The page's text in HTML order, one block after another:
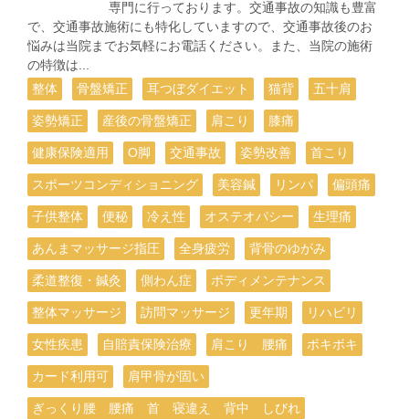
専門に行っております。交通事故の知識も豊富
で、交通事故施術にも特化していますので、交通事故後のお
悩みは当院までお気軽にお電話ください。また、当院の施術
の特徴は...
整体
骨盤矯正 耳つぼダイエット 猫背 五十肩
姿勢矯正 産後の骨盤矯正 肩こり 膝痛
健康保険適用 О脚 交通事故 姿勢改善 首こり
スポーツコンディショニング 美容鍼 リンパ 偏頭痛
子供整体 便秘 冷え性 オステオパシー 生理痛
あんまマッサージ指圧 全身疲労 背骨のゆがみ
柔道整復・鍼灸 側わん症 ボディメンテナンス
整体マッサージ 訪問マッサージ 更年期 リハビリ
女性疾患 自賠責保険治療 肩こり 腰痛 ボキボキ
カード利用可 肩甲骨が固い
ぎっくり腰 腰痛 首 寝違え 背中 しびれ